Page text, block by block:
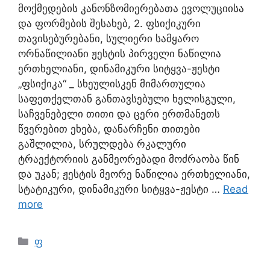
მოქმედების კანონზომიერებათა ევოლუციისა
და ფორმების შესახებ, 2. ფსიქიკური
თავისებურებანი, სულიერი სამყარო
ორნაწილიანი ჟესტის პირველი ნაწილია
ერთხელიანი, დინამიკური სიტყვა-ჟესტი
„ფსიქიკა“ _ სხეულისკენ მიმართულია
საფეთქელთან განთავსებული ხელისგული,
საჩვენებელი თითი და ცერი ერთმანეთს
წვერებით ეხება, დანარჩენი თითები
გაშლილია, სრულდება რკალური
ტრაექტორიის განმეორებადი მოძრაობა წინ
და უკან; ჟესტის მეორე ნაწილია ერთხელიანი,
სტატიკური, დინამიკური სიტყვა-ჟესტი … Read
more
ფ